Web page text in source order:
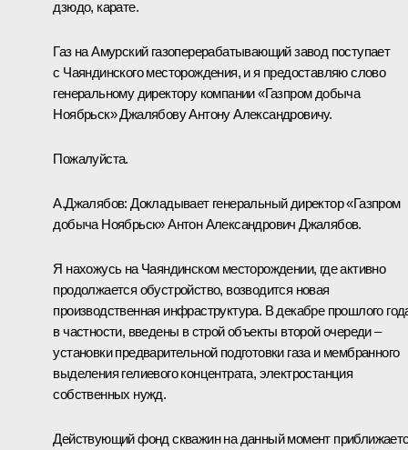
дзюдо, карате.
Газ на Амурский газоперерабатывающий завод поступает
с Чаяндинского месторождения, и я предоставляю слово
генеральному директору компании «Газпром добыча
Ноябрьск» Джалябову Антону Александровичу.
Пожалуйста.
А.Джалябов: Докладывает генеральный директор «Газпром
добыча Ноябрьск» Антон Александрович Джалябов.
Я нахожусь на Чаяндинском месторождении, где активно
продолжается обустройство, возводится новая
производственная инфраструктура. В декабре прошлого
в частности, введены в строй объекты второй очереди –
установки предварительной подготовки газа и мембранного
выделения гелиевого концентрата, электростанция
собственных нужд.
Действующий фонд скважин на данный момент